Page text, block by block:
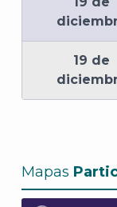
19 de
Mapas